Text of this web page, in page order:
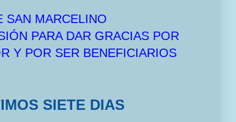
SAN MARCELINO
PARA DAR GRACIAS POR
Y POR SER BENEFICIARIOS
SIETE DIAS